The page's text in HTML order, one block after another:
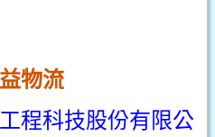
物流
程科技股份有限公